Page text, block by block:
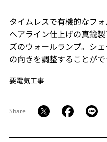
タイムレスで有機的なフ
ヘアライン仕上げの真鍮
ズのウォールランプ。シ
の向きを調整することがで
要電気工事
Share